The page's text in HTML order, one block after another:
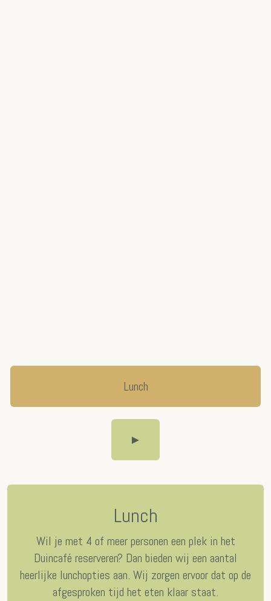
Lunch
►
Lunch
Wil je met 4 of meer personen een plek in het
Duincafé reserveren? Dan bieden wij een aantal
heerlijke lunchopties aan. Wij zorgen ervoor dat op de
afgesproken tijd het eten klaar staat.